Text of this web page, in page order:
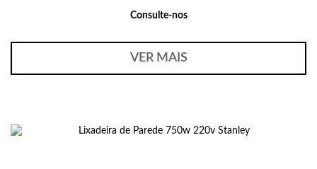
Consulte-nos
VER MAIS